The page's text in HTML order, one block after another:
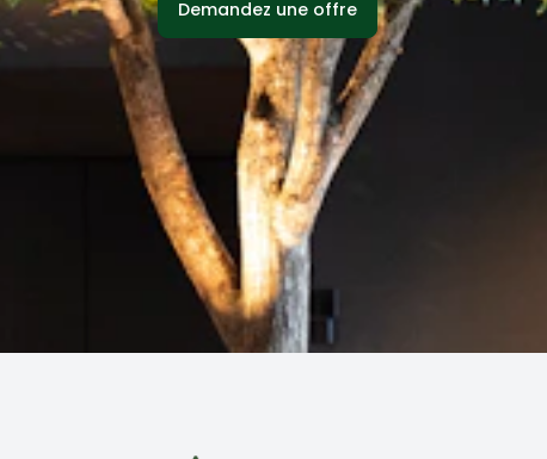
Demandez une offre